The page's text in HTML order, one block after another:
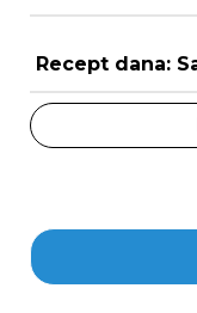
Recept dana: